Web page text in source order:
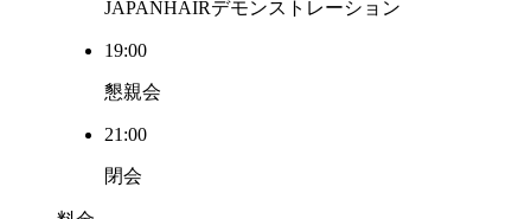
JAPANHAIRデモンストレーション
19:00
懇親会
21:00
閉会